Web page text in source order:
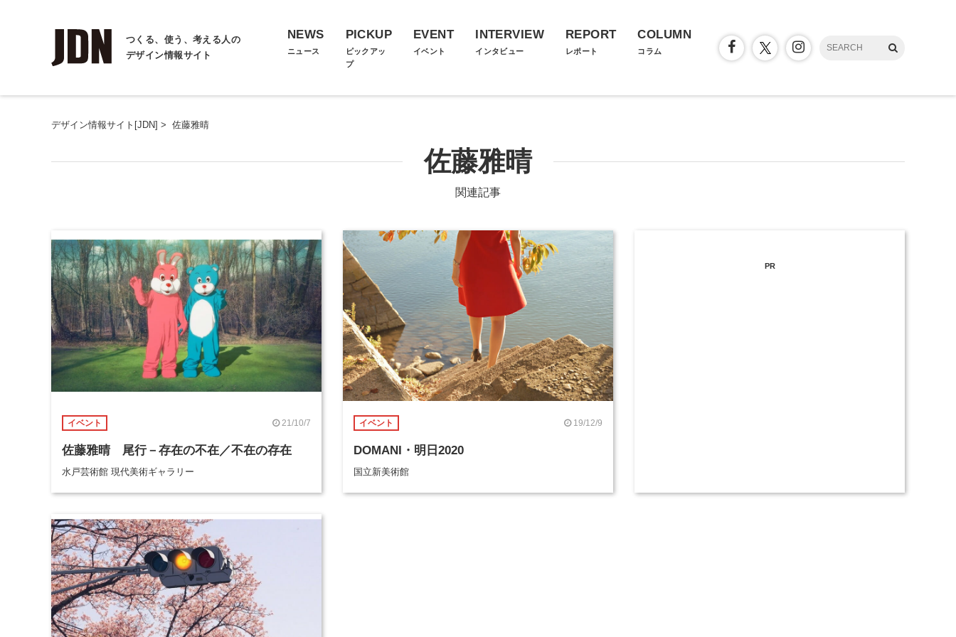
つくる、使う、考える人の
デザイン情報サイト
NEWS
ニュース
PICKUP
ピックアッ
プ
EVENT
イベント
INTERVIEW
インタビュー
REPORT
レポート
COLUMN
コラム
デザイン情報サイト[JDN] > 佐藤雅晴
佐藤雅晴
関連記事
イベント 21/10/7
佐藤雅晴 尾行－存在の不在／不在の存在
水戸芸術館 現代美術ギャラリー
イベント 19/12/9
DOMANI・明日2020
国立新美術館
PR